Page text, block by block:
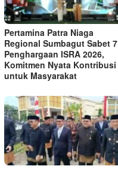
Pertamina Patra Niaga
Regional Sumbagut Sabet 7
Penghargaan ISRA 2026,
Komitmen Nyata Kontribusi
untuk Masyarakat